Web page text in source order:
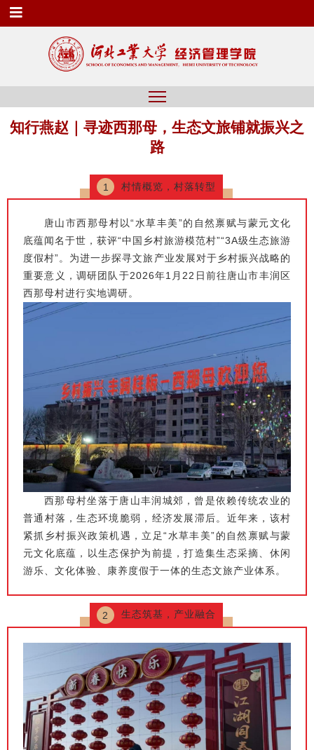
知行燕赵｜寻迹西那母，生态文旅铺就振兴之
路
1 村情概览，村落转型
唐山市西那母村以“水草丰美”的自然禀赋与蒙元文化
底蕴闻名于世，获评“中国乡村旅游模范村”“3A级生态旅游
度假村”。为进一步探寻文旅产业发展对于乡村振兴战略的
重要意义，调研团队于2026年1月22日前往唐山市丰润区
西那母村进行实地调研。
西那母村坐落于唐山丰润城郊，曾是依赖传统农业的
普通村落，生态环境脆弱，经济发展滞后。近年来，该村
紧抓乡村振兴政策机遇，立足“水草丰美”的自然禀赋与蒙
元文化底蕴，以生态保护为前提，打造集生态采摘、休闲
游乐、文化体验、康养度假于一体的生态文旅产业体系。
2 生态筑基，产业融合